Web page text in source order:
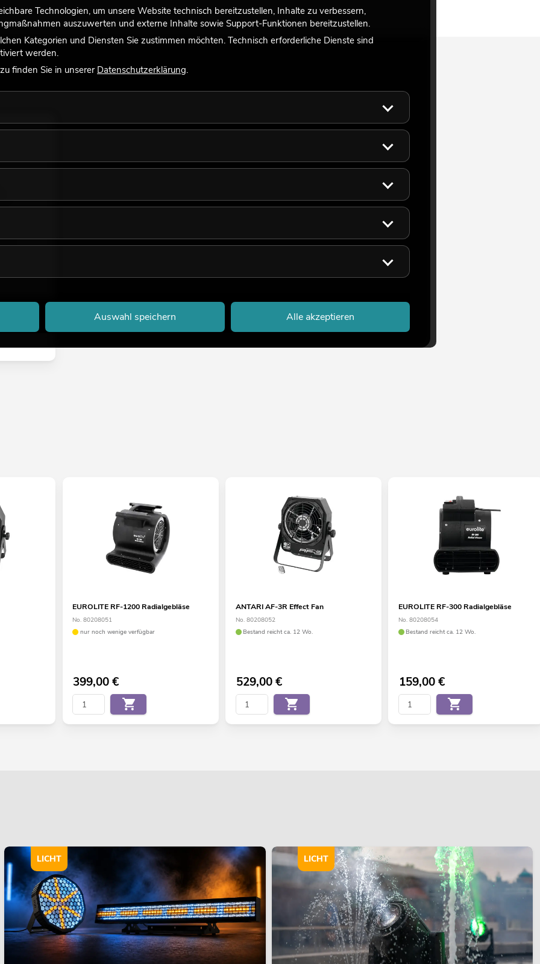
EUROLITE RF-1200 Radialgebläse
No. 80208051
nur noch wenige verfügbar
399,00€
ANTARI AF-3R Effect Fan
No. 80208052
Bestand reicht ca. 12 Wo.
529,00€
EUROLITE RF-300 Radialgebläse
No. 80208054
Bestand reicht ca. 12 Wo.
159,00€
LICHT LICHT
Technologien, um unsere Website technisch bereitzustellen, Inhalte zu verbessern,
auszuwerten und externe Inhalte sowie Support-Funktionen bereitzustellen.
Kategorien und Diensten Sie zustimmen möchten. Technisch erforderliche Dienste sind
werden.
finden Sie in unserer Datenschutzerklärung.
Auswahl speichern Alle akzeptieren